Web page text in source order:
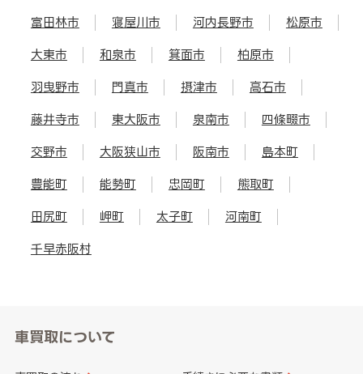
富田林市 寝屋川市 河内長野市 松原市
大東市 和泉市 箕面市 柏原市
羽曳野市 門真市 摂津市 高石市
藤井寺市 東大阪市 泉南市 四條畷市
交野市 大阪狭山市 阪南市 島本町
豊能町 能勢町 忠岡町 熊取町
田尻町 岬町 太子町 河南町
千早赤阪村
車買取について